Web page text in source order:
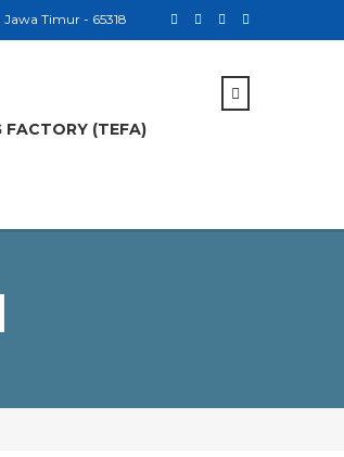
Timur - 65318
FACTORY (TEFA)